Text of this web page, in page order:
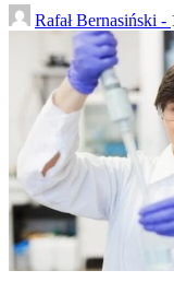
Rafał Bernasiński -